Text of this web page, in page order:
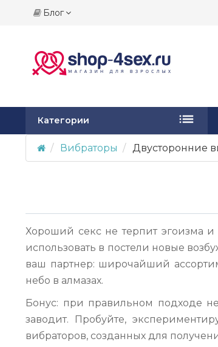
Блог
Категории
Вибраторы Двусторонние
Хороший секс не терпит эгоизма
использовать в постели новые
ваш партнер: широчайший
небо в алмазах.
Бонус: при правильном подходе
заводит. Пробуйте,
вибраторов, созданных для